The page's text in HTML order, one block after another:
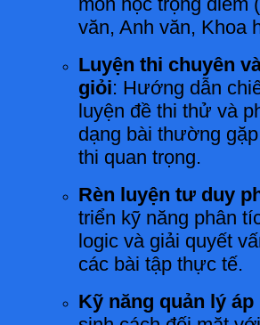
văn, Anh văn, Khoa
Luyện thi chuyên
giỏi: Hướng dẫn
luyện đề thi thử và
dạng bài thường
thi quan trọng.
Rèn luyện tư duy
triển kỹ năng phân
logic và giải quyết
các bài tập thực tế.
Kỹ năng quản lý